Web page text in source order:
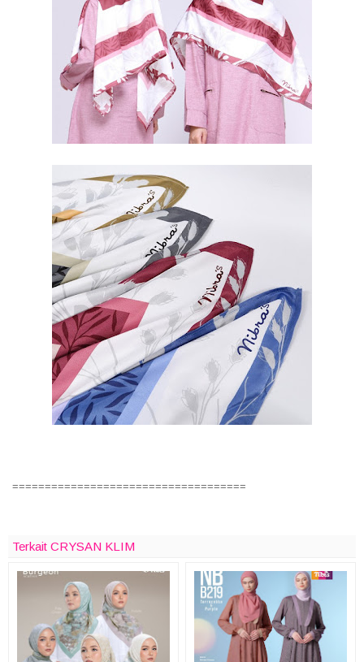
====================================
Terkait CRYSAN KLIM